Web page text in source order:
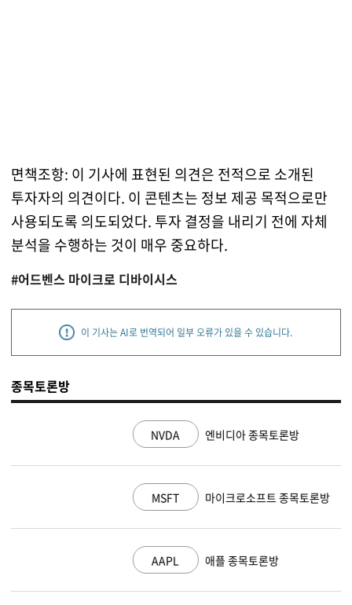
면책조항: 이 기사에 표현된 의견은 전적으로 소개된
투자자의 의견이다. 이 콘텐츠는 정보 제공 목적으로만
사용되도록 의도되었다. 투자 결정을 내리기 전에 자체
분석을 수행하는 것이 매우 중요하다.
#어드벤스 마이크로 디바이시스
이 기사는 AI로 번역되어 일부 오류가 있을 수 있습니다.
종목토론방
엔비디아 종목토론방
마이크로소프트 종목토론방
애플 종목토론방